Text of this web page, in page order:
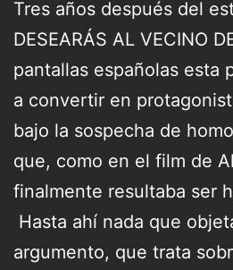
Tres años después del
DESEARÁS AL VECINO
pantallas españolas esta
a convertir en
bajo la sospecha de
que, como en el film de
finalmente resultaba ser
Hasta ahí nada que
argumento, que trata